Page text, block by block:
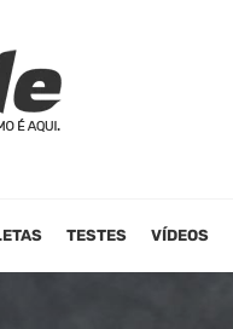
TESTES VÍDEOS